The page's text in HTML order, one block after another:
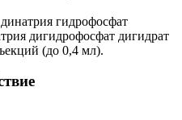
гидрофосфат
дигидрофосфат дигидрат
(до 0,4 мл).